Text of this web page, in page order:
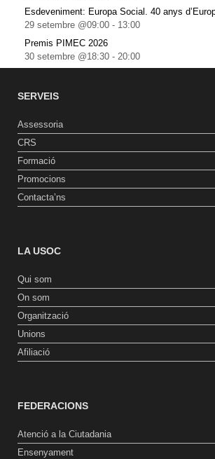
Esdeveniment: Europa Social. 40 anys
29 setembre @09:00 - 13:00
Premis PIMEC 2026
30 setembre @18:30 - 20:00
SERVEIS
Assessoria
CRS
Formació
Promocions
Contacta’ns
LA USOC
Qui som
On som
Organització
Unions
Afiliació
FEDERACIONS
Atenció a la Ciutadania
Ensenyament